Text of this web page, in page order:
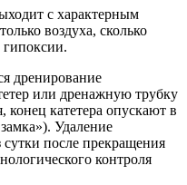
с характерным
воздуха, сколько
дренирование
или дренажную трубку
конец катетера опускают в
Удаление
после прекращения
контроля